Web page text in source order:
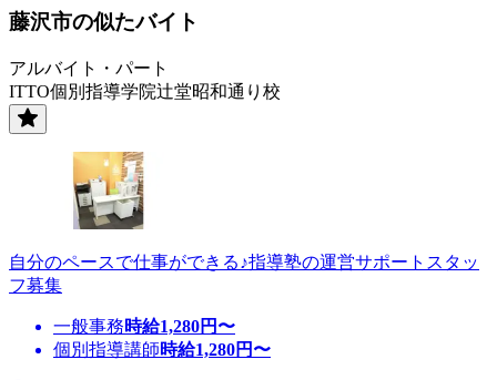
藤沢市の似たバイト
アルバイト・パート
ITTO個別指導学院辻堂昭和通り校
自分のペースで仕事ができる♪指導塾の運営サポートスタッ
フ募集
一般事務時給1,280円〜
個別指導講師時給1,280円〜